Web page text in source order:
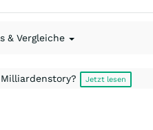
& Vergleiche
Jetzt lesen